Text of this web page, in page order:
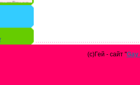
войти со
(с)Гей - сайт "Gay